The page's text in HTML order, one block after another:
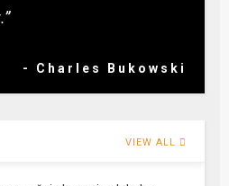
- Charles Bukowski
VIEW ALL